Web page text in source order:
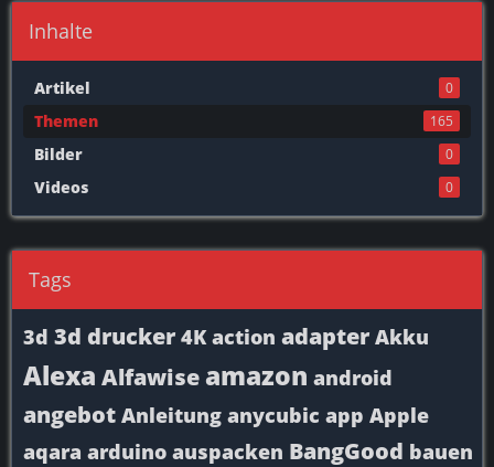
Inhalte
Artikel 0
Themen 165
Bilder 0
Videos 0
Tags
3d 3d drucker 4K action adapter Akku
Alexa Alfawiseamazon android
angebot Anleitung anycubic app Apple
aqara arduino auspacken BangGood bauen